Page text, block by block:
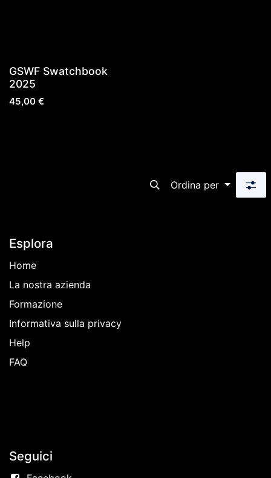
GSWF Swatchbook
2025
45,00 €
Ordina per
Esplora
Home
La nostra azienda
Formazione
Informativa sulla privacy
Help
FAQ
Seguici